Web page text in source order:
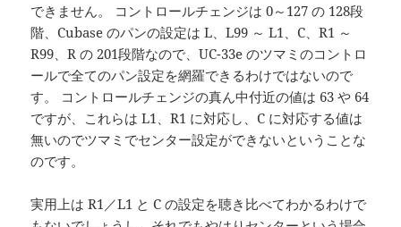
できません。 コントロールチェンジは 0～127 の 128段
階、Cubase のパンの設定は L、L99 ～ L1、C、R1 ～
R99、R の 201段階なので、UC-33e のツマミのコントロ
ールで全てのパン設定を網羅できるわけではないので
す。 コントロールチェンジの真ん中付近の値は 63 や 64
ですが、これらは L1、R1 に対応し、C に対応する値は
無いのでツマミでセンター設定ができないということな
のです。
実用上は R1／L1 と C の設定を聴き比べてわかるわけで